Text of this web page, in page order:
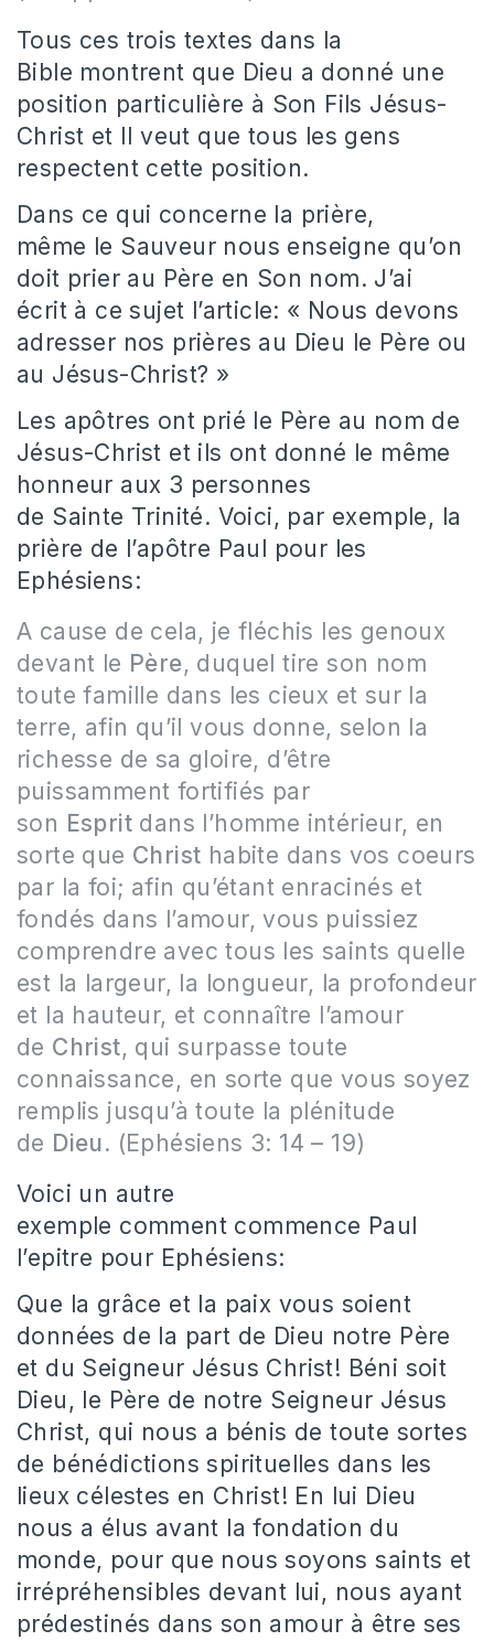
Tous ces trois textes dans la
Bible montrent que Dieu a donné une
position particulière à Son Fils Jésus-
Christ et Il veut que tous les gens
respectent cette position.
Dans ce qui concerne la prière,
même le Sauveur nous enseigne qu’on
doit prier au Père en Son nom. J’ai
écrit à ce sujet l’article: « Nous devons
adresser nos prières au Dieu le Père ou
au Jésus-Christ? »
Les apôtres ont prié le Père au nom de
Jésus-Christ et ils ont donné le même
honneur aux 3 personnes
de Sainte Trinité. Voici, par exemple, la
prière de l’apôtre Paul pour les
Ephésiens:
A cause de cela, je fléchis les genoux
devant le Père, duquel tire son nom
toute famille dans les cieux et sur la
terre, afin qu’il vous donne, selon la
richesse de sa gloire, d’être
puissamment fortifiés par
son Esprit dans l’homme intérieur, en
sorte que Christ habite dans vos coeurs
par la foi; afin qu’étant enracinés et
fondés dans l’amour, vous puissiez
comprendre avec tous les saints quelle
est la largeur, la longueur, la profondeur
et la hauteur, et connaître l’amour
de Christ, qui surpasse toute
connaissance, en sorte que vous soyez
remplis jusqu’à toute la plénitude
de Dieu. (Ephésiens 3: 14 – 19)
Voici un autre
exemple comment commence Paul
l’epitre pour Ephésiens:
Que la grâce et la paix vous soient
données de la part de Dieu notre Père
et du Seigneur Jésus Christ! Béni soit
Dieu, le Père de notre Seigneur Jésus
Christ, qui nous a bénis de toute sortes
de bénédictions spirituelles dans les
lieux célestes en Christ! En lui Dieu
nous a élus avant la fondation du
monde, pour que nous soyons saints et
irrépréhensibles devant lui, nous ayant
prédestinés dans son amour à être ses